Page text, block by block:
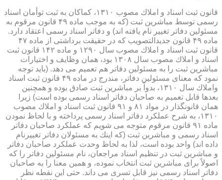
قانون ثبت اسناد و املاك مصوب ۱۳۱۰، كماكان به ثبت توأمان اسناد
رسمی توسط مباشرین ثبت (كه به موجب ماده ۴۹ قانون مرقوم به
مسئولین دفاتر تغییر نام یافته اند) و دفاتر اسناد رسمی اعتقاد دارد.
ماده ۴۹ قانون جدیدالتصویب كه در حقیقت برداشتی از ماده ۴۷
قانون ثبت اسناد و املاك مصوب سال ۱۲۹۰ و ماده ۱۴۲ قانون ثبت
اسناد و املاك مصوب سال ۱۳۰۸ بود، همان وظایف و اختیارات
مباشرین ثبت را به مسئولین دفاتر هم تعمیم می دهد. (باید توجه
نمود كه معنای مسئولین دفاتر، مندرج در ماده ۴۹ قانون ثبت اسناد
واملاك سال ۱۳۱۰، بدواً بر مباشرین ثبت صادق بوده و همچنین
بعدها قابل تعمیم به صاحبان دفاتر اسناد رسمی بوده است) زیرا
همان قانونگذار در مواد ۸۱ و ۹۱ قانون ثبت اسناد و املاك مصوب
۱۳۱۰، به شرح عملكرد دفاتر اسناد رسمی پرداخته و با لحاظ نمودن
ماده ۹۱ قانون مرقوم متوجه می شویم كه عملكرد صاحبان دفاتر
اسناد رسمی و مباشرین ثبت (كه اینك به مسئولان دفاتر تغییرنام
داده اند) واحد بوده است، لذا به لحاظ وحدت عملكرد صاحبان دفاتر
و مباشرین ثبت در تنظیم اسناد مراجعان، نام مسئولین دفاتر را كه
اصولاً برای مباشرین ثبت انتخاب نموده، و همین معنا را به صاحبان
دفاتر اسناد رسمی نیز قابل تسری می داند. حتی این نقطه نظر